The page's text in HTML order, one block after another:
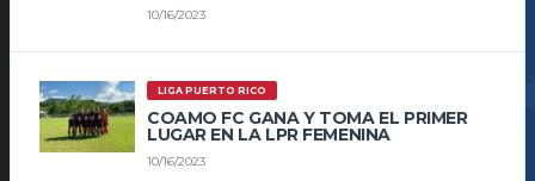
10/16/2023
LIGA PUERTO RICO
COAMO FC GANA Y TOMA EL PRIMER
LUGAR EN LA LPR FEMENINA
10/16/2023